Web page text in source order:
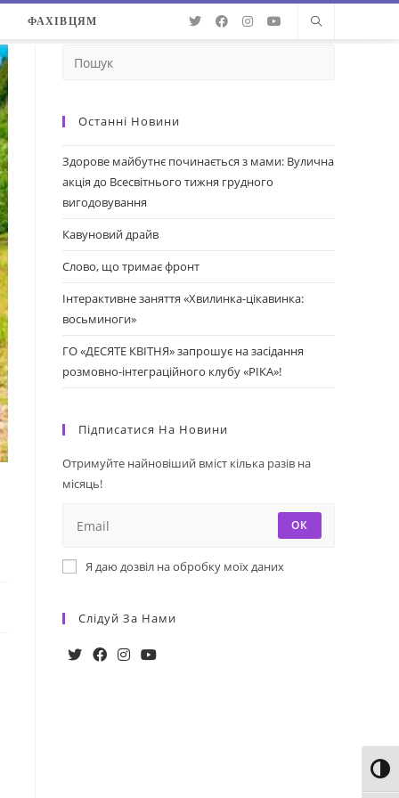
ФАХІВЦЯМ
Останні Новини
Здорове майбутнє починається з мами: Вулична
акція до Всесвітнього тижня грудного
вигодовування
Кавуновий драйв
Слово, що тримає фронт
Інтерактивне заняття «Хвилинка-цікавинка:
восьминоги»
ГО «ДЕСЯТЕ КВІТНЯ» запрошує на засідання
розмовно-інтеграційного клубу «РІКА»!
Підписатися На Новини
Отримуйте найновіший вміст кілька разів на
місяць!
ОК
Я даю дозвіл на обробку моїх даних
Слідуй За Нами